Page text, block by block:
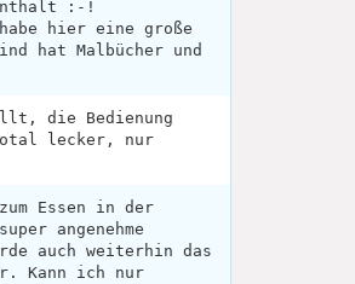
:-!
hier eine große
hat Malbücher und
die Bedienung
lecker, nur
Essen in der
angenehme
auch weiterhin das
Kann ich nur